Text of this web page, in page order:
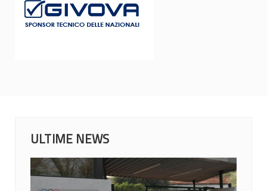
ULTIME NEWS